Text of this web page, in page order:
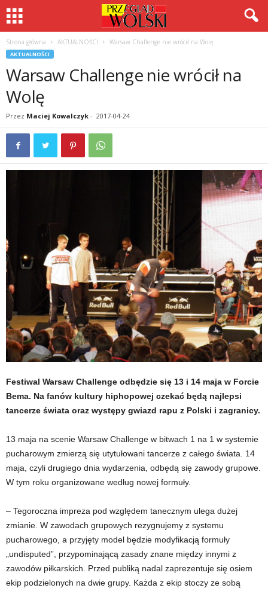
Strona główna AKTUALNOŚCI Warsaw Challenge nie wrócił na Wolę
AKTUALNOŚCI
Warsaw Challenge nie wrócił na
Wolę
Przez Maciej Kowalczyk - 2017-04-24
Festiwal Warsaw Challenge odbędzie się 13 i 14 maja w Forcie
Bema. Na fanów kultury hiphopowej czekać będą najlepsi
tancerze świata oraz występy gwiazd rapu z Polski i zagranicy.
13 maja na scenie Warsaw Challenge w bitwach 1 na 1 w systemie
pucharowym zmierzą się utytułowani tancerze z całego świata. 14
maja, czyli drugiego dnia wydarzenia, odbędą się zawody grupowe.
W tym roku organizowane według nowej formuły.
– Tegoroczna impreza pod względem tanecznym ulega dużej
zmianie. W zawodach grupowych rezygnujemy z systemu
pucharowego, a przyjęty model będzie modyfikacją formuły
„undisputed”, przypominającą zasady znane między innymi z
zawodów piłkarskich. Przed publiką nadal zaprezentuje się osiem
ekip podzielonych na dwie grupy. Każda z ekip stoczy ze sobą